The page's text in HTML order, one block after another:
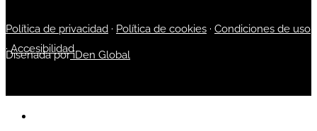
Política de privacidad · Política de cookies · Condiciones de uso
·Accesibilidad
Diseñada poriDen Global